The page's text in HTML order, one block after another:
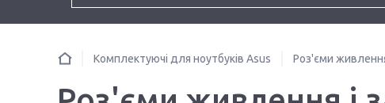
Комплектуючі для ноутбуків Asus Роз'єми